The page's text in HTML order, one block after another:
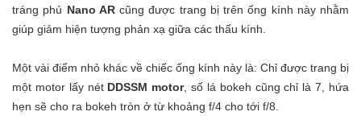
tráng phủ Nano ARcũng được trang bị trên ống kính này nhằm
giúp giảm hiện tượng phản xạ giữa các thấu kính.
Một vài điểm nhỏ khác về chiếc ống kính này là: Chỉ được trang bị
một motor lấy nét DDSSM motor, số lá bokeh cũng chỉ là 7, hứa
hẹn sẽ cho ra bokeh tròn ở từ khoảng f/4 cho tới f/8.